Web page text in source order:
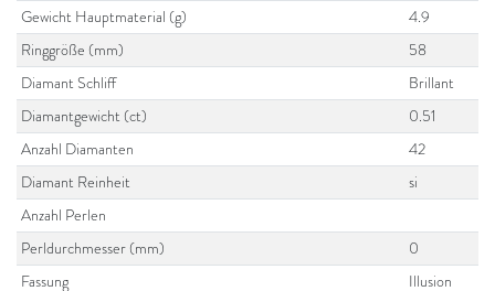
Gewicht Hauptmaterial (g)
4.9
Ringgröße (mm)
58
Diamant Schliff
Brillant
Diamantgewicht (ct)
0.51
Anzahl Diamanten
42
Diamant Reinheit
si
Anzahl Perlen
Perldurchmesser (mm)
0
Fassung
Illusion